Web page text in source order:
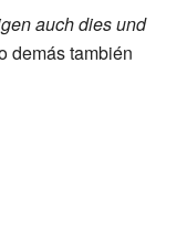
auch dies und
demás también